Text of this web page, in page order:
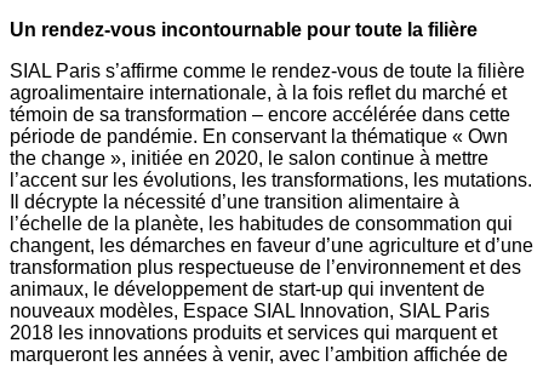
Un rendez-vous incontournable pour toute la filière
SIAL Paris s’affirme comme le rendez-vous de toute la filière
agroalimentaire internationale, à la fois reflet du marché et
témoin de sa transformation – encore accélérée dans cette
période de pandémie. En conservant la thématique « Own
the change », initiée en 2020, le salon continue à mettre
l’accent sur les évolutions, les transformations, les mutations.
Il décrypte la nécessité d’une transition alimentaire à
l’échelle de la planète, les habitudes de consommation qui
changent, les démarches en faveur d’une agriculture et d’une
transformation plus respectueuse de l’environnement et des
animaux, le développement de start-up qui inventent de
nouveaux modèles, Espace SIAL Innovation, SIAL Paris
2018 les innovations produits et services qui marquent et
marqueront les années à venir, avec l’ambition affichée de